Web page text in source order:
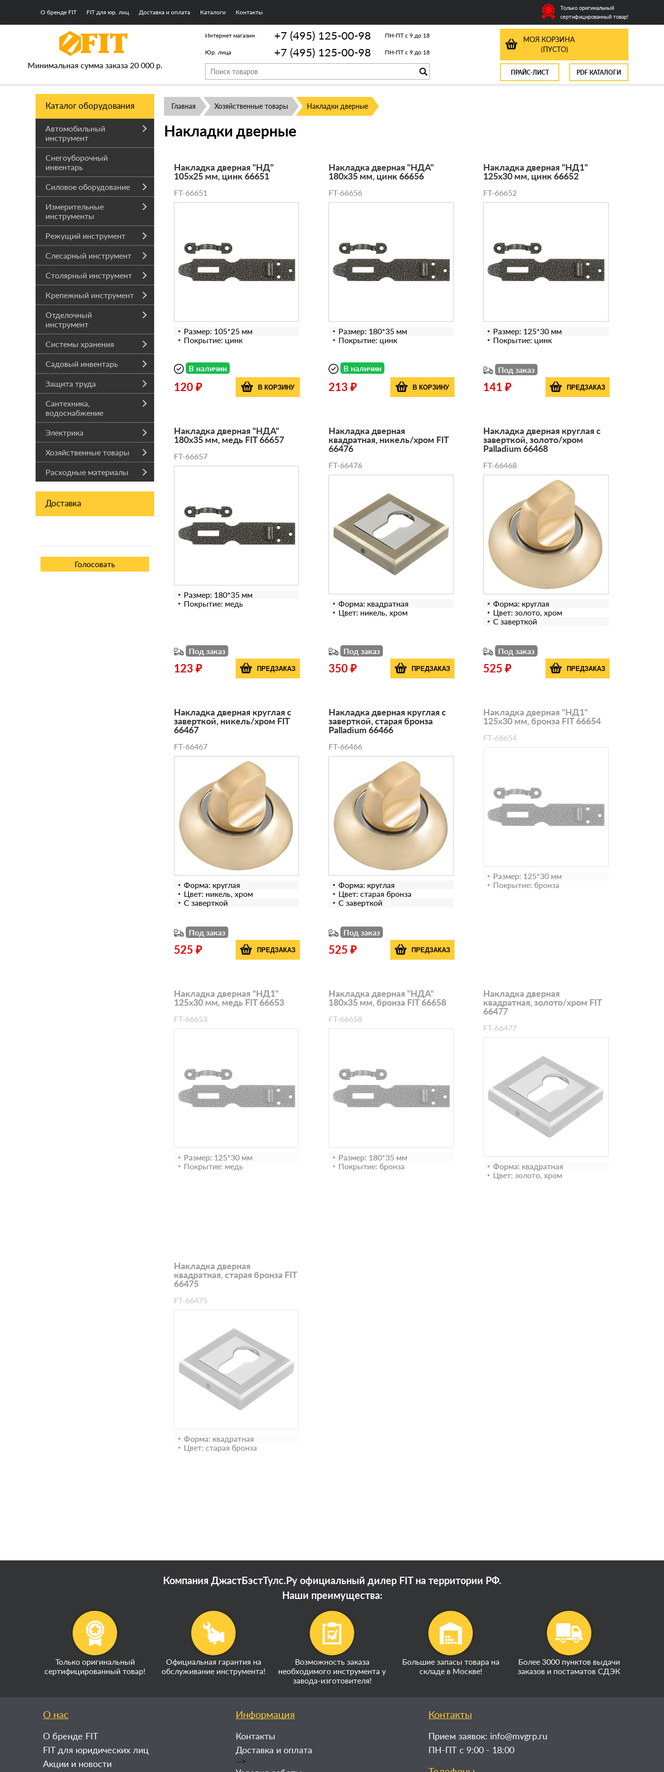
О бренде FIT FIT для юр. лиц Доставка и оплата Каталоги Контакты
Только оригинальный
сертифицированный товар!
Минимальная сумма заказа 20 000 р.
Интернет магазин +7 (495) 125-00-98 ПН-ПТ с 9 до 18
Юр. лица +7 (495) 125-00-98 ПН-ПТ с 9 до 18
МОЯ КОРЗИНА
(ПУСТО)
ПРАЙС-ЛИСТ PDF КАТАЛОГИ
Каталог оборудования
Автомобильный
инструмент
Снегоуборочный
инвентарь
Силовое оборудование
Измерительные
инструменты
Режущий инструмент
Слесарный инструмент
Столярный инструмент
Крепежный инструмент
Отделочный
инструмент
Системы хранения
Садовый инвентарь
Защита труда
Сантехника,
водоснабжение
Электрика
Хозяйственные товары
Расходные материалы
Доставка
Главная Хозяйственные товары Накладки дверные
Накладки дверные
Накладка дверная "НД"
105х25 мм, цинк 66651
FT-66651
Размер: 105*25 мм
Покрытие: цинк
В наличии
120 ₽ В КОРЗИНУ
Накладка дверная "НДА"
180х35 мм, цинк 66656
FT-66656
Размер: 180*35 мм
Покрытие: цинк
В наличии
213 ₽ В КОРЗИНУ
Накладка дверная "НД1"
125х30 мм, цинк 66652
FT-66652
Размер: 125*30 мм
Покрытие: цинк
Под заказ
141 ₽ ПРЕДЗАКАЗ
Накладка дверная "НДА"
180х35 мм, медь FIT 66657
FT-66657
Размер: 180*35 мм
Покрытие: медь
Под заказ
123 ₽ ПРЕДЗАКАЗ
Накладка дверная
квадратная, никель/хром FIT
66476
FT-66476
Форма: квадратная
Цвет: никель, хром
Под заказ
350 ₽ ПРЕДЗАКАЗ
Накладка дверная круглая с
заверткой, золото/хром
Palladium 66468
FT-66468
Форма: круглая
Цвет: золото, хром
С заверткой
Под заказ
525 ₽ ПРЕДЗАКАЗ
Накладка дверная круглая с
заверткой, никель/хром FIT
66467
FT-66467
Форма: круглая
Цвет: никель, хром
С заверткой
Под заказ
525 ₽ ПРЕДЗАКАЗ
Накладка дверная круглая с
заверткой, старая бронза
Palladium 66466
FT-66466
Форма: круглая
Цвет: старая бронза
С заверткой
Под заказ
525 ₽ ПРЕДЗАКАЗ
Накладка дверная "НД1"
125х30 мм, бронза FIT 66654
FT-66654
Размер: 125*30 мм
Покрытие: бронза
Накладка дверная "НД1"
125х30 мм, медь FIT 66653
FT-66653
Размер: 125*30 мм
Покрытие: медь
Накладка дверная "НДА"
180х35 мм, бронза FIT 66658
FT-66658
Размер: 180*35 мм
Покрытие: бронза
Накладка дверная
квадратная, золото/хром FIT
66477
FT-66477
Форма: квадратная
Цвет: золото, хром
Накладка дверная
квадратная, старая бронза FIT
66475
FT-66475
Форма: квадратная
Цвет: старая бронза
Компания ДжастБэстТулс.Ру официальный дилер FIT на территории РФ.
Наши преимущества:
Только оригинальный
сертифицированный товар!
Официальная гарантия на
обслуживание инструмента!
Возможность заказа
необходимого инструмента у
завода-изготовителя!
Большие запасы товара на
складе в Москве!
Более 3000 пунктов выдачи
заказов и постаматов СДЭК
О нас
О бренде FIT
FIT для юридических лиц
Акции и новости
Информация
Контакты
Доставка и оплата
-->
Контакты
Прием заявок: info@mvgrp.ru
ПН-ПТ с 9:00 - 18:00